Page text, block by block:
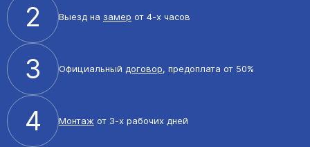
2 Выезд на замер от 4-х часов
3 Официальный договор, предоплата от 50%
4 Монтаж от 3-х рабочих дней